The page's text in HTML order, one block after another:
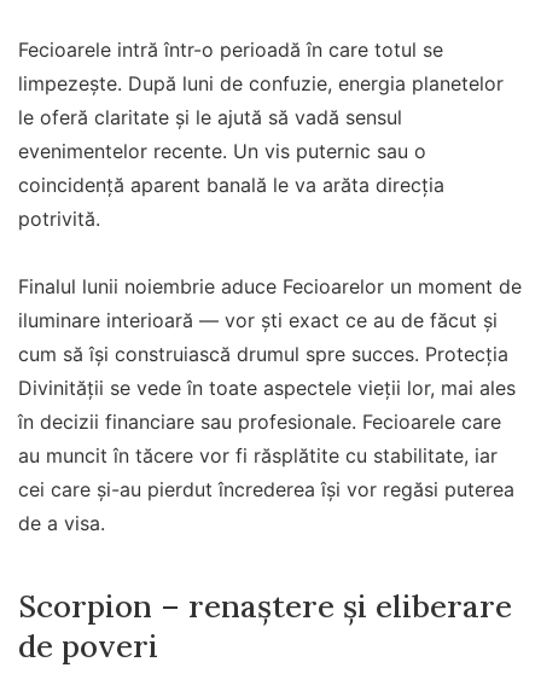
Fecioarele intră într-o perioadă în care totul se
limpezește. După luni de confuzie, energia planetelor
le oferă claritate și le ajută să vadă sensul
evenimentelor recente. Un vis puternic sau o
coincidență aparent banală le va arăta direcția
potrivită.
Finalul lunii noiembrie aduce Fecioarelor un moment de
iluminare interioară — vor ști exact ce au de făcut și
cum să își construiască drumul spre succes. Protecția
Divinității se vede în toate aspectele vieții lor, mai ales
în decizii financiare sau profesionale. Fecioarele care
au muncit în tăcere vor fi răsplătite cu stabilitate, iar
cei care și-au pierdut încrederea își vor regăsi puterea
de a visa.
Scorpion – renaștere și eliberare
de poveri